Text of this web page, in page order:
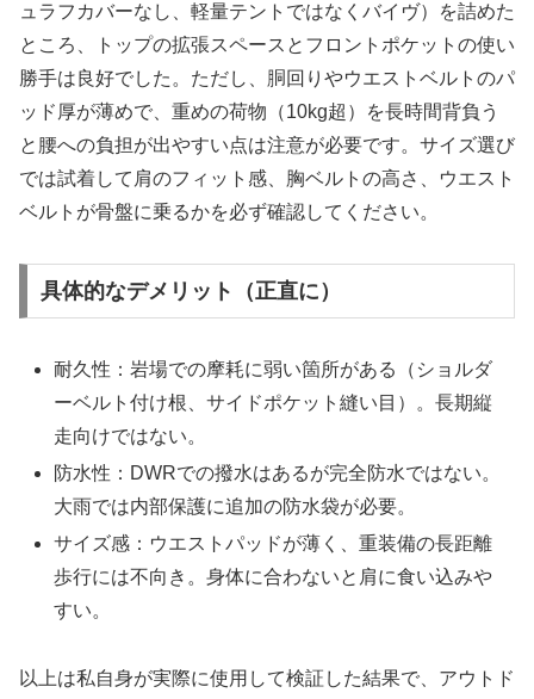
ュラフカバーなし、軽量テントではなくバイヴ）を詰めた
ところ、トップの拡張スペースとフロントポケットの使い
勝手は良好でした。ただし、胴回りやウエストベルトのパ
ッド厚が薄めで、重めの荷物（10kg超）を長時間背負う
と腰への負担が出やすい点は注意が必要です。サイズ選び
では試着して肩のフィット感、胸ベルトの高さ、ウエスト
ベルトが骨盤に乗るかを必ず確認してください。
具体的なデメリット（正直に）
耐久性：岩場での摩耗に弱い箇所がある（ショルダ
ーベルト付け根、サイドポケット縫い目）。長期縦
走向けではない。
防水性：DWRでの撥水はあるが完全防水ではない。
大雨では内部保護に追加の防水袋が必要。
サイズ感：ウエストパッドが薄く、重装備の長距離
歩行には不向き。身体に合わないと肩に食い込みや
すい。
以上は私自身が実際に使用して検証した結果で、アウトド